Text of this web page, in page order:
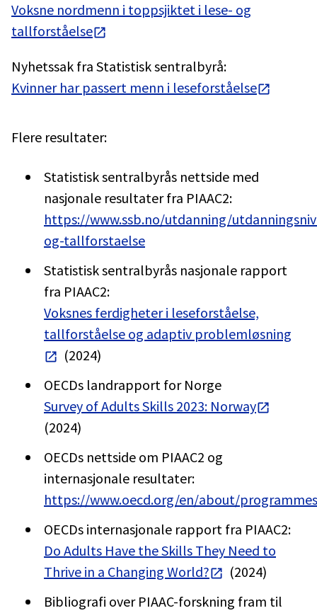
Voksne nordmenn i toppsjiktet i lese- og
tallforståelse
Nyhetssak fra Statistisk sentralbyrå:
Kvinner har passert menn i leseforståelse
Flere resultater:
Statistisk sentralbyrås nettside med
nasjonale resultater fra PIAAC2:
https://www.ssb.no/utdanning/
og-tallforstaelse
Statistisk sentralbyrås nasjonale rapport
fra PIAAC2:
Voksnes ferdigheter i leseforståelse,
tallforståelse og adaptiv problemløsning
(2024)
OECDs landrapport for Norge
Survey of Adults Skills 2023: Norway
(2024)
OECDs nettside om PIAAC2 og
internasjonale resultater:
https://www.oecd.org/en/about/
OECDs internasjonale rapport fra PIAAC2:
Do Adults Have the Skills They Need to
Thrive in a Changing World?
(2024)
Bibliografi over PIAAC-forskning fram til